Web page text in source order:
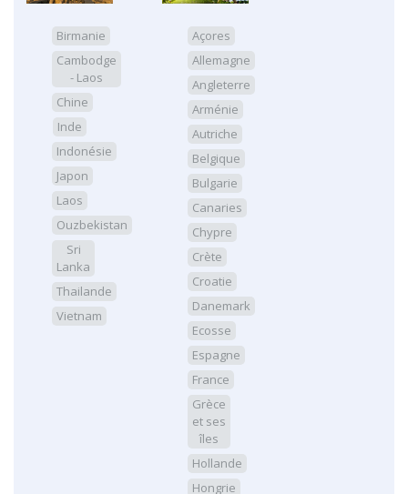
Birmanie
Cambodge
- Laos
Chine
Inde
Indonésie
Japon
Laos
Ouzbekistan
Sri
Lanka
Thailande
Vietnam
Açores
Allemagne
Angleterre
Arménie
Autriche
Belgique
Bulgarie
Canaries
Chypre
Crète
Croatie
Danemark
Ecosse
Espagne
France
Grèce
et ses
îles
Hollande
Hongrie